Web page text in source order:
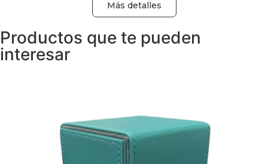
Más detalles
Productos que te pueden
interesar